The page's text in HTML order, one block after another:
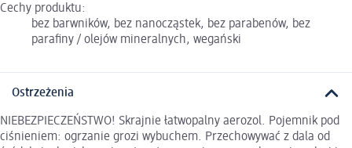
Cechy produktu:
bez barwników, bez nanocząstek, bez parabenów, bez
parafiny / olejów mineralnych, wegański
Ostrzeżenia
NIEBEZPIECZEŃSTWO! Skrajnie łatwopalny aerozol. Pojemnik pod
ciśnieniem: ogrzanie grozi wybuchem. Przechowywać z dala od